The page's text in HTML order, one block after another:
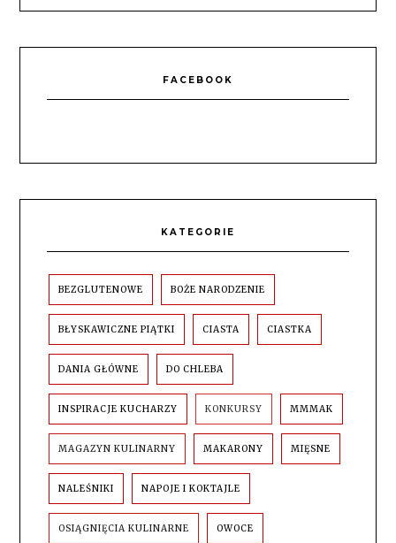
FACEBOOK
KATEGORIE
BEZGLUTENOWE BOŻE NARODZENIE
BŁYSKAWICZNE PIĄTKI CIASTA CIASTKA
DANIA GŁÓWNE DO CHLEBA
INSPIRACJE KUCHARZY KONKURSY MMMAK
MAGAZYN KULINARNY MAKARONY MIĘSNE
NALEŚNIKI NAPOJE I KOKTAJLE
OSIĄGNIĘCIA KULINARNE OWOCE